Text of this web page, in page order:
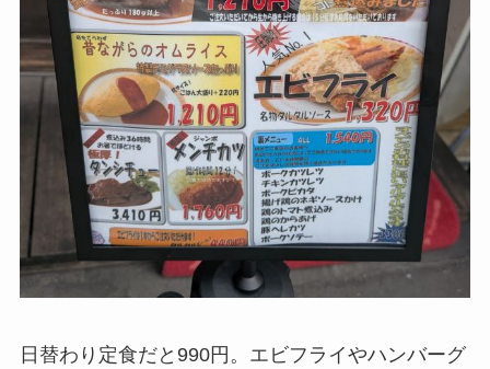
日替わり定食だと990円。エビフライやハンバーグ